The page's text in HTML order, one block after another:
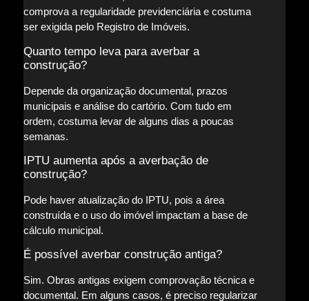
comprova a regularidade previdenciária e costuma
ser exigida pelo Registro de Imóveis.
Quanto tempo leva para averbar a
construção?
Depende da organização documental, prazos
municipais e análise do cartório. Com tudo em
ordem, costuma levar de alguns dias a poucas
semanas.
IPTU aumenta após a averbação de
construção?
Pode haver atualização do IPTU, pois a área
construída e o uso do imóvel impactam a base de
cálculo municipal.
É possível averbar construção antiga?
Sim. Obras antigas exigem comprovação técnica e
documental. Em alguns casos, é preciso regularizar